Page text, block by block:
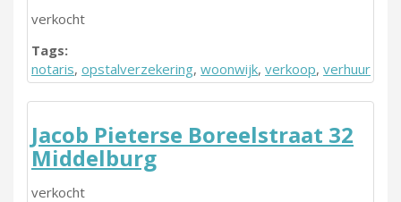
verkocht
Tags:
notaris, opstalverzekering, woonwijk, verkoop, verhuur
Jacob Pieterse Boreelstraat 32
Middelburg
verkocht